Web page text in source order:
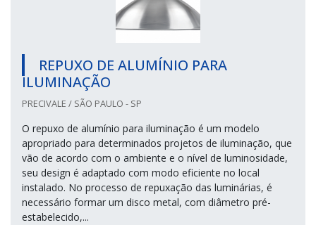
REPUXO DE ALUMÍNIO PARA
ILUMINAÇÃO
PRECIVALE / SÃO PAULO - SP
O repuxo de alumínio para iluminação é um modelo
apropriado para determinados projetos de iluminação, que
vão de acordo com o ambiente e o nível de luminosidade,
seu design é adaptado com modo eficiente no local
instalado. No processo de repuxação das luminárias, é
necessário formar um disco metal, com diâmetro pré-
estabelecido,...